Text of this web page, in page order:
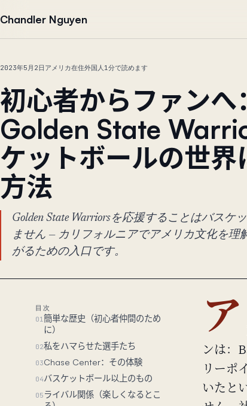
Chandler Nguyen
2023年5月2日 アメリカ在住外国人 1分で読めます
初心者からファンへ
Golden State
ケットボールの世界
方法
Golden State Warriorsを応援することはバスケ
ません — カリフォルニアでアメリカ文化を理
がるための入口です。
目次
01簡単な歴史（初心者仲間のため
に）
02私をハマらせた選手たち
03Chase Center：その体験
04バスケットボール以上のもの
05 ライバル関係（楽しくなるとこ
ア
ンは：
リーポ
いたと